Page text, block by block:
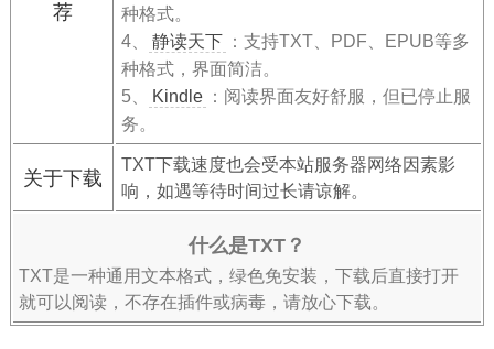
荐
种格式。
4、
静读天下 ：支持TXT、PDF、EPUB等多
种格式，界面简洁。
5、
Kindle ：阅读界面友好舒服，但已停止服
务。
关于下载
TXT下载速度也会受本站服务器网络因素影
响，如遇等待时间过长请谅解。
什么是TXT？
TXT是一种通用文本格式，绿色免安装，下载后直接打开
就可以阅读，不存在插件或病毒，请放心下载。